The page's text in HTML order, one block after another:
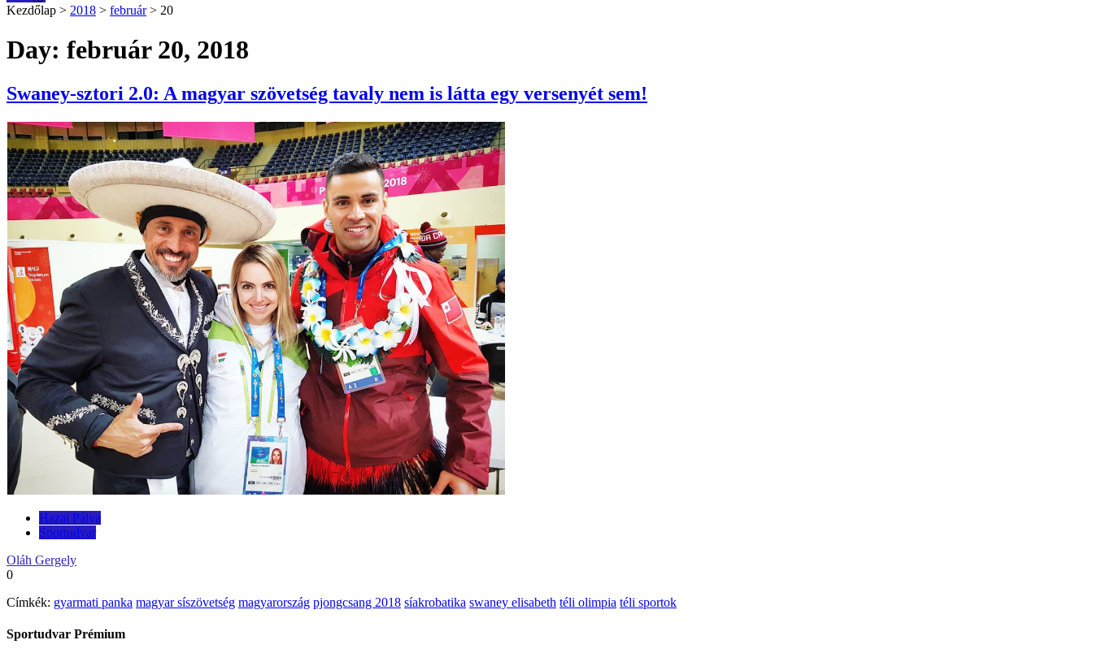
Kezdőlap > 2018 > február > 20
Day: február 20, 2018
Swaney-sztori 2.0: A magyar szövetség tavaly nem is látta egy versenyét sem!
Hazai Pálya
Sportudvar
Oláh Gergely
0
Címkék: gyarmati panka magyar síszövetség magyarország pjongcsang 2018 síakrobatika swaney elisabeth téli olimpia téli sportok
Sportudvar Prémium